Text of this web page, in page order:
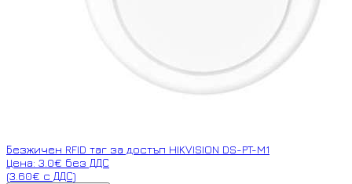
Безжичен RFID таг за достъп HIKVISION DS-PT-M1
Цена: 3.0€ без ДДС
(3.60€ с ДДС)